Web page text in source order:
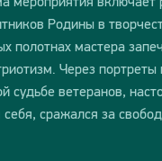
Родины в
мастера
Через
судьбе ветеранов,
сражался за